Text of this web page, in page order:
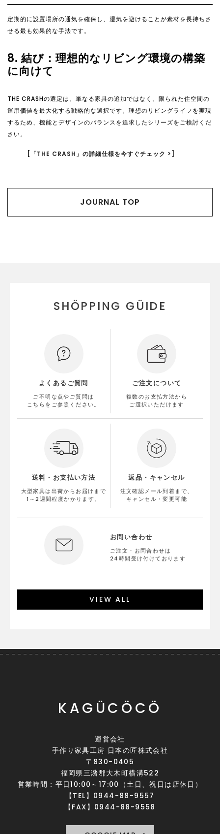
定期的に設置場所の通気を確保し、湿気を避けることが素材を長持ちさ
せる最も効果的な手法です。
8. 結び：理想的なリビング環境の構築
に向けて
THE CRASHの選定は、単なる家具の追加ではなく、限られた住空間の
運用価値を最大化する戦略的な選択です。理想のリビングライフを実現
するため、機能とデザインのバランスを追求したシリーズをご検討くだ
さい。
[「THE CRASH」の詳細仕様を今すぐチェック >]
JOURNAL TOP
SHÖPPING GÜIDE
よくあるご質問
ご不明な点やご質問は
こちらをご参照ください。
ご注文について
複数のお支払方法から
ご選択いただけます
送料・お支払い方法
大型家具は出荷からお届けまで
1～2週間程度かかります。
返品・キャンセル
注文確認メール到着まで、
キャンセル・変更可能
お問い合わせ
ご注文・お問合わせは
24時間受け付けております
VIEW ALL
KAGÜCÖCÖ
運営会社
手作り家具工房 日本の匠株式会社
〒830-0405
福岡県三潴郡大木町横溝522
営業時間：平日10:00～17:00（土日、祝日は店休日）
【TEL】0944-88-9557
【FAX】0944-88-9558